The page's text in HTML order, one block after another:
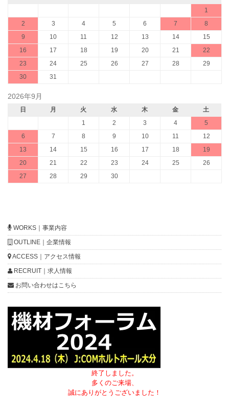
1
2
3 4 5 6 7
8
9
10 11 12 13 14
15
16
17 18 19 20 21
22
23
24 25 26 27 28
29
30
31
2026年9月
日 月 火 水 木 金
土
1
2 3 4
5
6
7 8 9 10 11
12
13
14 15 16 17 18
19
20
21 22 23 24 25
26
27
28 29 30
WORKS｜事業内容
OUTLINE｜企業情報
ACCESS｜アクセス情報
RECRUIT｜求人情報
お問い合わせはこちら
終了しました。
多くのご来場、
誠にありがとうございました！